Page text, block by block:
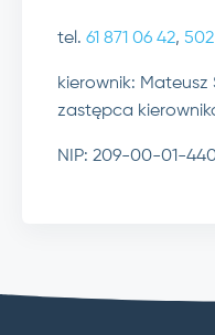
tel. 61 871 06 42, 502
kierownik: Mateusz
zastępca
NIP: 209-00-01-